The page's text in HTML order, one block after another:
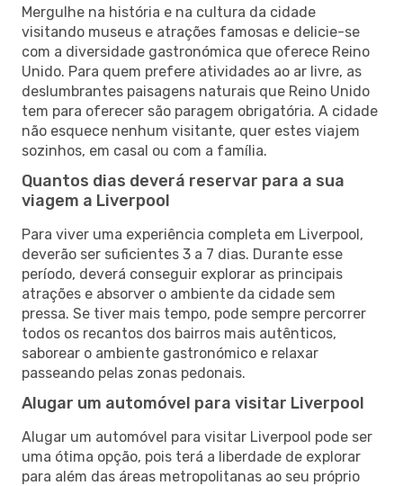
Mergulhe na história e na cultura da cidade
visitando museus e atrações famosas e delicie-se
com a diversidade gastronómica que oferece Reino
Unido. Para quem prefere atividades ao ar livre, as
deslumbrantes paisagens naturais que Reino Unido
tem para oferecer são paragem obrigatória. A cidade
não esquece nenhum visitante, quer estes viajem
sozinhos, em casal ou com a família.
Quantos dias deverá reservar para a sua
viagem a Liverpool
Para viver uma experiência completa em Liverpool,
deverão ser suficientes 3 a 7 dias. Durante esse
período, deverá conseguir explorar as principais
atrações e absorver o ambiente da cidade sem
pressa. Se tiver mais tempo, pode sempre percorrer
todos os recantos dos bairros mais autênticos,
saborear o ambiente gastronómico e relaxar
passeando pelas zonas pedonais.
Alugar um automóvel para visitar Liverpool
Alugar um automóvel para visitar Liverpool pode ser
uma ótima opção, pois terá a liberdade de explorar
para além das áreas metropolitanas ao seu próprio